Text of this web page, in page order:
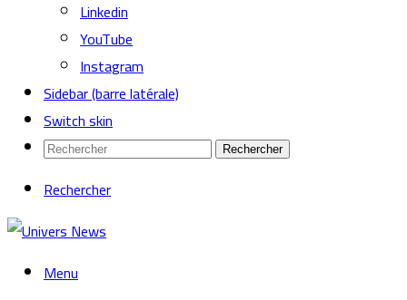
Linkedin
YouTube
Instagram
Sidebar (barre latérale)
Switch skin
Rechercher
Rechercher
Menu